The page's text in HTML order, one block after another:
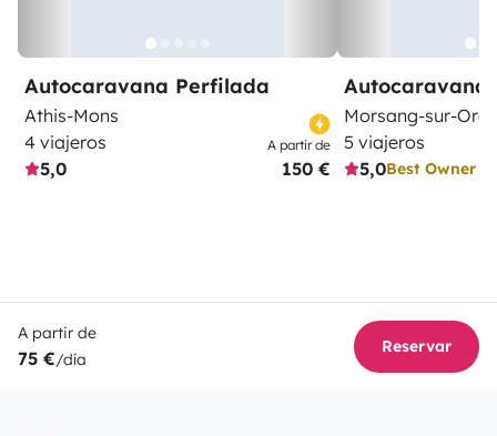
Autocaravana Perfilada
Athis-Mons
4 viajeros
5,0
A partir de
150 €
Autocaravana
Morsang-sur-
5 viajeros
5,0Best Owner
A partir de
75 €/día
Reservar